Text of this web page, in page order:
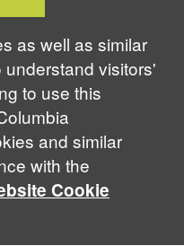
as well as similar
visitors'
to use this
and similar
with the
Cookie